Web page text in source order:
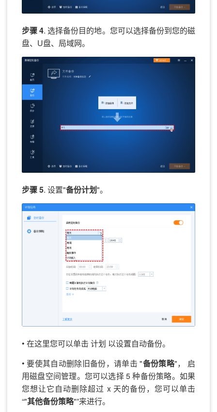
步骤 4. 选择备份目的地。您可以选择备份到您的磁
盘、U盘、局域网。
步骤 5. 设置"备份计划"。
• 在这里您可以单击 计划 以设置自动备份。
• 要使其自动删除旧备份，请单击 "备份策略"， 启
用磁盘空间管理。您可以选择 5 种备份策略。如果
您想让它自动删除超过 x 天的备份，您可以单击
“"其他备份策略"”来进行。